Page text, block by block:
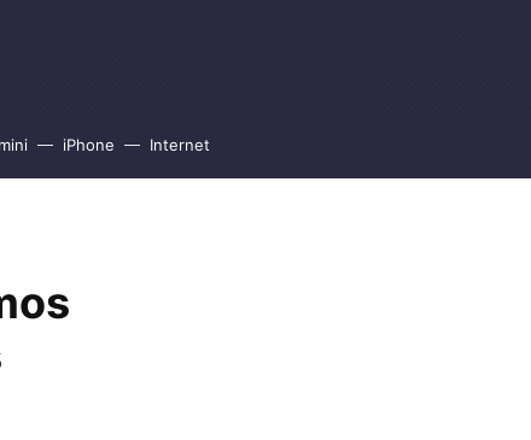
iPhone Internet